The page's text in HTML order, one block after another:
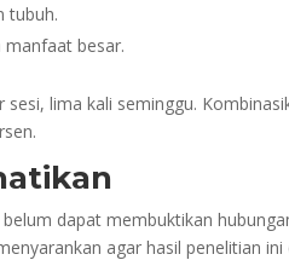
tubuh.
manfaat besar.
lima kali seminggu.
dapat membuktikan
agar hasil penelitian